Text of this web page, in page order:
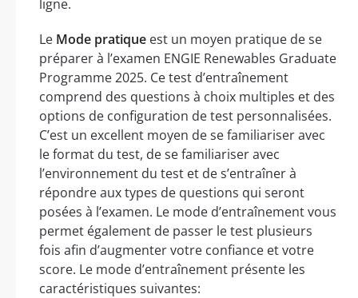
ligne.
Le Mode pratique est un moyen pratique de se
préparer à l’examen ENGIE Renewables Graduate
Programme 2025. Ce test d’entraînement
comprend des questions à choix multiples et des
options de configuration de test personnalisées.
C’est un excellent moyen de se familiariser avec
le format du test, de se familiariser avec
l’environnement du test et de s’entraîner à
répondre aux types de questions qui seront
posées à l’examen. Le mode d’entraînement vous
permet également de passer le test plusieurs
fois afin d’augmenter votre confiance et votre
score. Le mode d’entraînement présente les
caractéristiques suivantes: